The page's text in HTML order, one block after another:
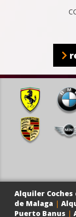
Alquiler
de Malaga |
Puerto Banus |